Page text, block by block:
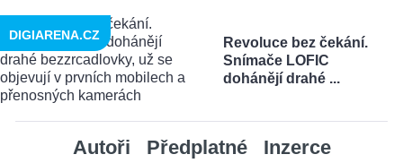
Revoluce bez čekání.
Snímače LOFIC
dohánějí drahé ...
DIGIARENA.CZ
Autoři Předplatné Inzerce